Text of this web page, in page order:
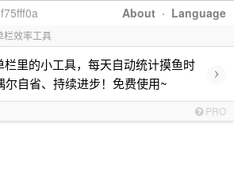
About · Language
栏效率工具
里的小工具，每天自动统计摸鱼时
尔自省、持续进步！免费使用~
›
PRO